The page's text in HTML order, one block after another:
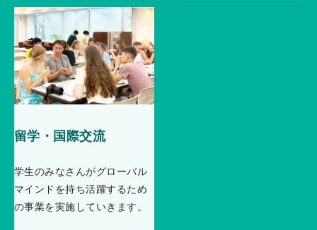
留学・国際交流
学生のみなさんがグローバル
マインドを持ち活躍するため
の事業を実施していきます。